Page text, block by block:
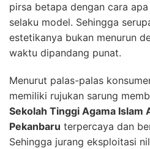
pirsa betapa dengan cara
selaku model. Sehingga
estetikanya bukan menurun
waktu dipandang punat.
Menurut palas-palas
memiliki rujukan sarung
Sekolah Tinggi Agama Islam
Pekanbaru terpercaya dan
Sehingga jurang eksploitasi